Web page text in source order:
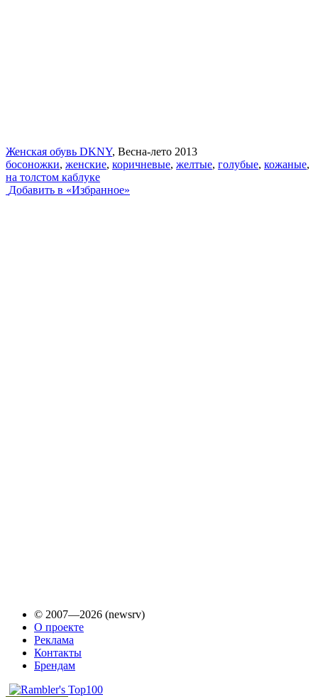
Женская обувь DKNY, Весна-лето 2013
босоножки, женские, коричневые, желтые, голубые, кожаные,
на толстом каблуке
Добавить в «Избранное»
© 2007—2026 (newsrv)
О проекте
Реклама
Контакты
Брендам